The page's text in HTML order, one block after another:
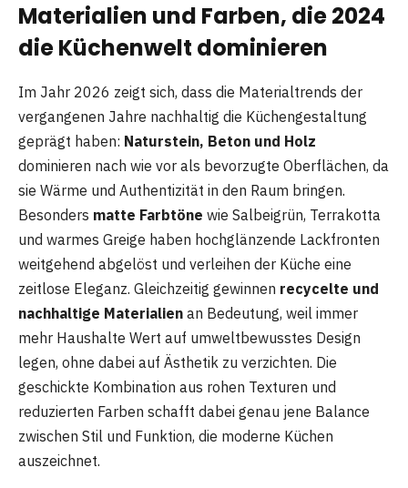
Materialien und Farben, die 2024
die Küchenwelt dominieren
Im Jahr 2026 zeigt sich, dass die Materialtrends der
vergangenen Jahre nachhaltig die Küchengestaltung
geprägt haben: Naturstein, Beton und Holz
dominieren nach wie vor als bevorzugte Oberflächen, da
sie Wärme und Authentizität in den Raum bringen.
Besonders matte Farbtöne wie Salbeigrün, Terrakotta
und warmes Greige haben hochglänzende Lackfronten
weitgehend abgelöst und verleihen der Küche eine
zeitlose Eleganz. Gleichzeitig gewinnen recycelte und
nachhaltige Materialien an Bedeutung, weil immer
mehr Haushalte Wert auf umweltbewusstes Design
legen, ohne dabei auf Ästhetik zu verzichten. Die
geschickte Kombination aus rohen Texturen und
reduzierten Farben schafft dabei genau jene Balance
zwischen Stil und Funktion, die moderne Küchen
auszeichnet.